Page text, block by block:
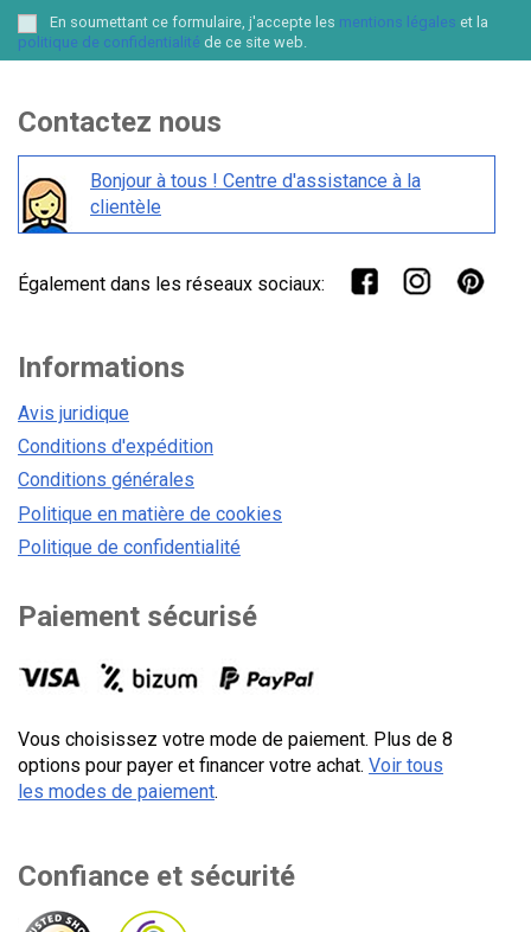
En soumettant ce formulaire, j'accepte les mentions légales et la
politique de confidentialité de ce site web.
Contactez nous
Bonjour à tous ! Centre d'assistance à la
clientèle
Également dans les réseaux sociaux:
Informations
Avis juridique
Conditions d'expédition
Conditions générales
Politique en matière de cookies
Politique de confidentialité
Paiement sécurisé
Vous choisissez votre mode de paiement. Plus de 8
options pour payer et financer votre achat. Voir tous
les modes de paiement.
Confiance et sécurité